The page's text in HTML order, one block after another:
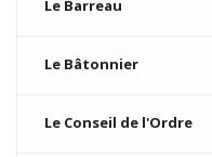
Le Barreau
Le Bâtonnier
Le Conseil de l'Ordre